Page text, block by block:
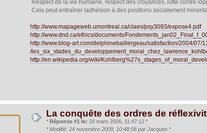
 Respect de la vie humaine, respect des croyances, lutte contre
 Cela peut entraîner ladhésion à des positions socialement
http://www.mapageweb.umontreal.ca/claes/psy3093/expose4.pdf
http://www.dnd.ca/ethics/documents/
http://www.blog-art.com/delphinebaillergeau/satisfaction/2004/07/
/
http://en.wikipedia.org/wiki/
La conquête des ordres de
* Réponse #1 le: 20 mars 2006, 11:47:12 *
* Modifié: 24 novembre 2009, 10:48:08 par Jacques *